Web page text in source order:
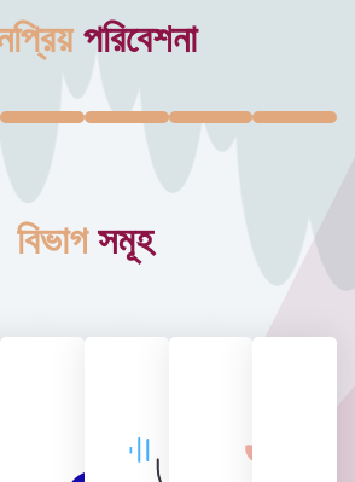
পরিবেশনা
বিভাগ সমূহ